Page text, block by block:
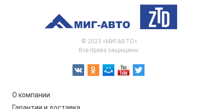
© 2023 «МИГ-АВТО»
Все права защищены.
О компании